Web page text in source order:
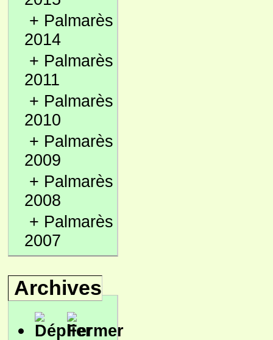
+ Palmarès
2014
+ Palmarès
2011
+ Palmarès
2010
+ Palmarès
2009
+ Palmarès
2008
+ Palmarès
2007
Archives